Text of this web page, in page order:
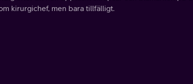
kirurgichef, men bara tillfälligt.